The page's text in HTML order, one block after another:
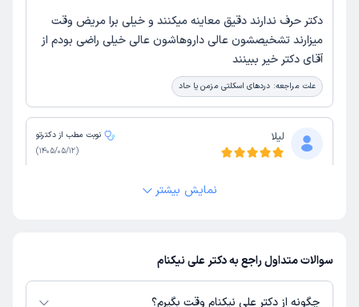
دکتر حرف ندارند دقیق معاینه میکنند و خیلی برا مریض وقت
میزارند تشخیصشون عالی داروهاشون عالی خیلی راضی بودم از
آقای دکتر خیر ببینند
علت مراجعه: دردهای اسکلتی مزمن یا حاد
لیلا
نوبت مطب از دکترتو
(
1405/05/12
)
عالی بود
علت مراجعه: دفورمیتی‌های مادرزادی مانند پاچنبری (کلاب فوت)
نمایش بیشتر
سوالات متداول راجع به دکتر علی نیکنام
چگونه از دکتر علی نیکنام وقت بگیرم؟